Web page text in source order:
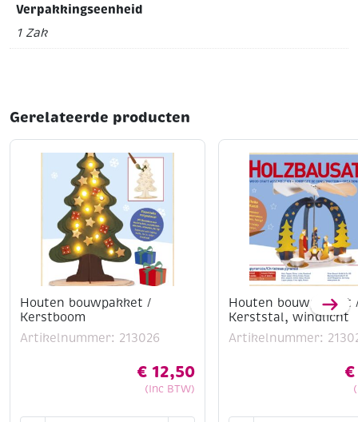
Verpakkingseenheid
1 Zak
Gerelateerde producten
Houten bouwpakket /
Kerstboom
Artikelnummer: 213026
€ 12,50
(Inc BTW)
Houten bouwpakket
Kerststal, windlicht
Artikelnummer:
€